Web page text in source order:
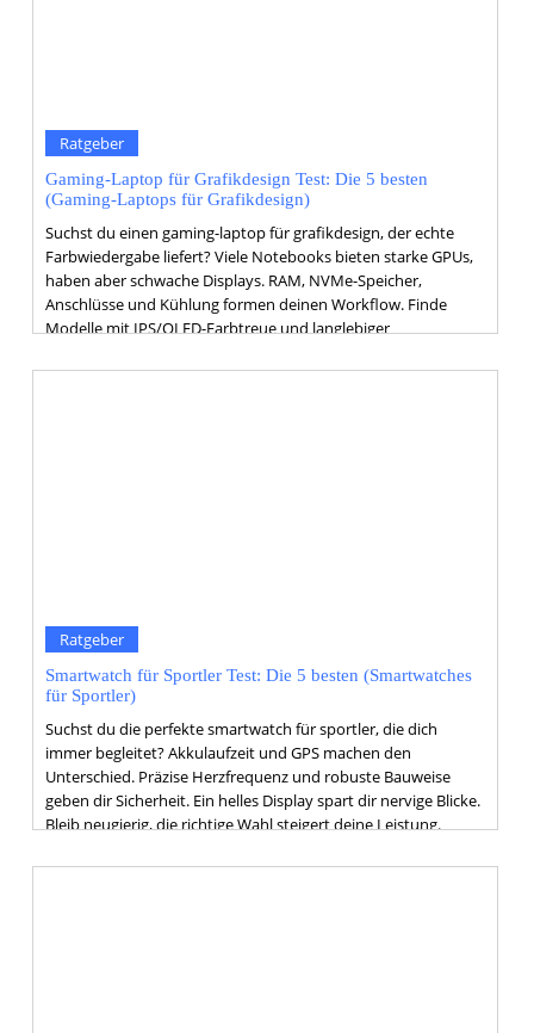
Ratgeber
Gaming-Laptop für Grafikdesign Test: Die 5 besten
(Gaming-Laptops für Grafikdesign)
Suchst du einen gaming-laptop für grafikdesign, der echte
Farbwiedergabe liefert? Viele Notebooks bieten starke GPUs,
haben aber schwache Displays. RAM, NVMe-Speicher,
Anschlüsse und Kühlung formen deinen Workflow. Finde
Modelle mit IPS/OLED-Farbtreue und langlebiger
Ratgeber
Smartwatch für Sportler Test: Die 5 besten (Smartwatches
für Sportler)
Suchst du die perfekte smartwatch für sportler, die dich
immer begleitet? Akkulaufzeit und GPS machen den
Unterschied. Präzise Herzfrequenz und robuste Bauweise
geben dir Sicherheit. Ein helles Display spart dir nervige Blicke.
Bleib neugierig, die richtige Wahl steigert deine Leistung.